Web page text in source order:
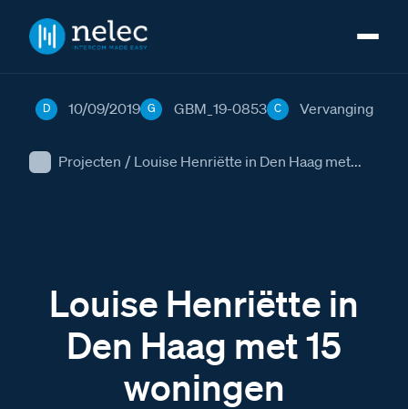
Projecten / Louise Henriëtte in Den Haag met...
D 10/09/2019 G GBM_19-0853 C Vervanging
Louise Henriëtte in
Den Haag met 15
woningen